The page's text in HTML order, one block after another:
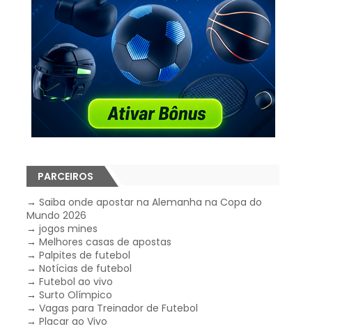
PARCEIROS
→Saiba onde apostar na Alemanha na Copa do
Mundo 2026
→jogos mines
→Melhores casas de apostas
→Palpites de futebol
→Notícias de futebol
→Futebol ao vivo
→Surto Olímpico
→Vagas para Treinador de Futebol
→Placar ao Vivo